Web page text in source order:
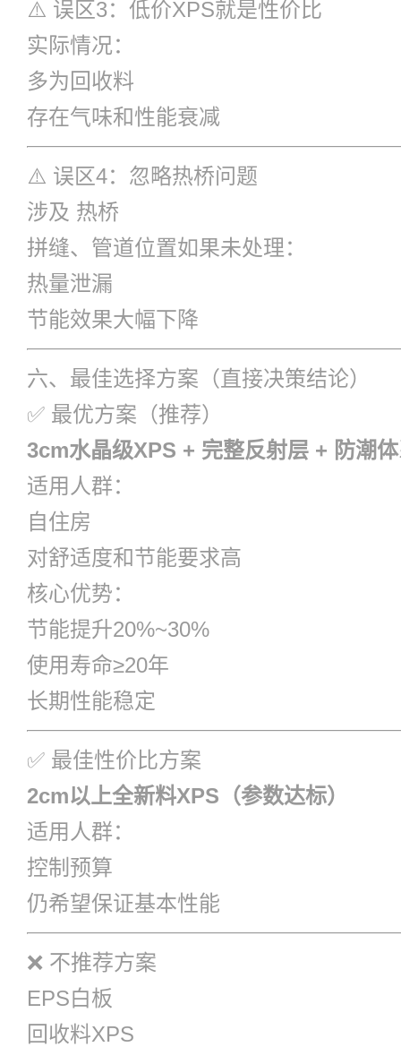
⚠️ 误区3：低价XPS就是性价比
实际情况：
多为回收料
存在气味和性能衰减
⚠️ 误区4：忽略热桥问题
涉及 热桥
拼缝、管道位置如果未处理：
热量泄漏
节能效果大幅下降
六、最佳选择方案（直接决策结论）
✅ 最优方案（推荐）
3cm水晶级XPS + 完整反射层 + 防潮
适用人群：
自住房
对舒适度和节能要求高
核心优势：
节能提升20%~30%
使用寿命≥20年
长期性能稳定
✅ 最佳性价比方案
2cm以上全新料XPS（参数达标）
适用人群：
控制预算
仍希望保证基本性能
❌ 不推荐方案
EPS白板
回收料XPS